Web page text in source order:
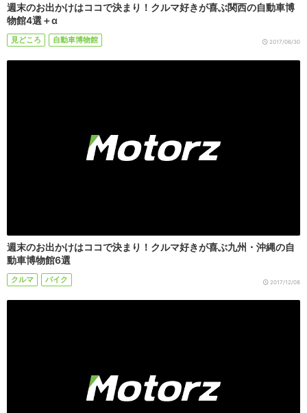
週末のお出かけはココで決まり！クルマ好きが喜ぶ関西の自動車博
物館4選＋α
見どころ 自動車博物館 2017/06/30
週末のお出かけはココで決まり！クルマ好きが喜ぶ九州・沖縄の自
動車博物館6選
クルマ バイク 2017/12/08